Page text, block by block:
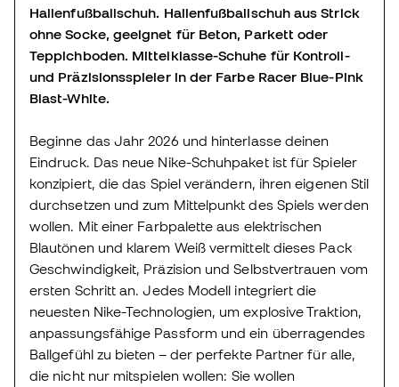
Hallenfußballschuh. Hallenfußballschuh aus Strick
ohne Socke, geeignet für Beton, Parkett oder
Teppichboden. Mittelklasse-Schuhe für Kontroll-
und Präzisionsspieler in der Farbe Racer Blue-Pink
Blast-White.
Beginne das Jahr 2026 und hinterlasse deinen
Eindruck. Das neue Nike-Schuhpaket ist für Spieler
konzipiert, die das Spiel verändern, ihren eigenen Stil
durchsetzen und zum Mittelpunkt des Spiels werden
wollen. Mit einer Farbpalette aus elektrischen
Blautönen und klarem Weiß vermittelt dieses Pack
Geschwindigkeit, Präzision und Selbstvertrauen vom
ersten Schritt an. Jedes Modell integriert die
neuesten Nike-Technologien, um explosive Traktion,
anpassungsfähige Passform und ein überragendes
Ballgefühl zu bieten – der perfekte Partner für alle,
die nicht nur mitspielen wollen: Sie wollen